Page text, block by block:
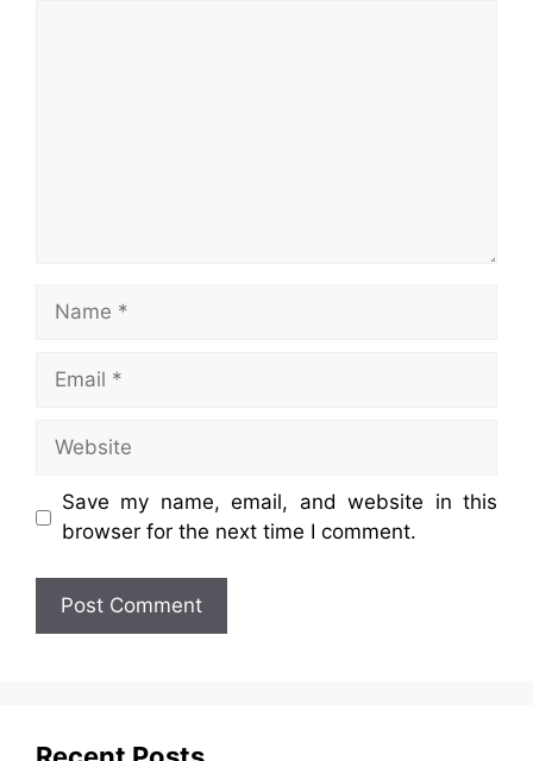
Name
Email
Website
Save my name, email, and website in this
browser for the next time I comment.